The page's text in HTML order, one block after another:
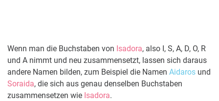
Wenn man die Buchstaben von Isadora, also I, S, A, D, O, R
und A nimmt und neu zusammensetzt, lassen sich daraus
andere Namen bilden, zum Beispiel die Namen Aidaros und
Soraida, die sich aus genau denselben Buchstaben
zusammensetzen wie Isadora.